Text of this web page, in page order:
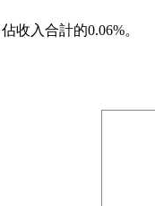
收入合計的0.06%。